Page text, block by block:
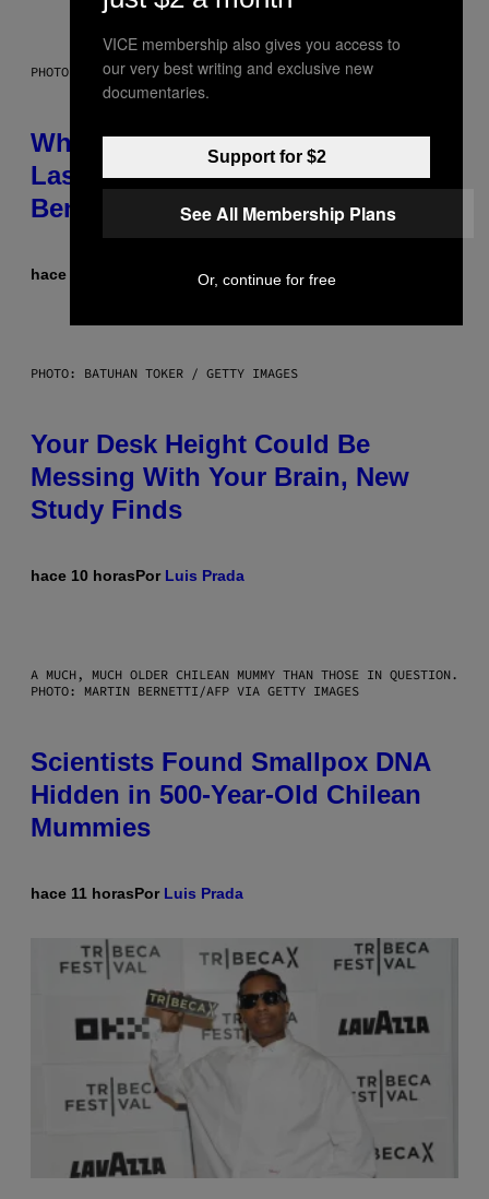
PHOTO: NASA; DR PIXEL / GETTY IMAGES
Why NASA Wants to Send a
Laser-Powered Drone Into Caves
Beneath the Moon
hace 10 horas Luis Prada
PHOTO: BATUHAN TOKER / GETTY IMAGES
Your Desk Height Could Be
Messing With Your Brain, New
Study Finds
hace 10 horasPor Luis Prada
A MUCH, MUCH OLDER CHILEAN MUMMY THAN THOSE IN QUESTION.
PHOTO: MARTIN BERNETTI/AFP VIA GETTY IMAGES
Scientists Found Smallpox DNA
Hidden in 500-Year-Old Chilean
Mummies
hace 11 horasPor Luis Prada
VICE membership also gives you access to
our very best writing and exclusive new
documentaries.
Support for $2
See All Membership Plans
Or, continue for free